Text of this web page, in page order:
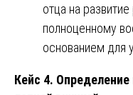
отца на
полноценному
основанием для
Кейс 4.